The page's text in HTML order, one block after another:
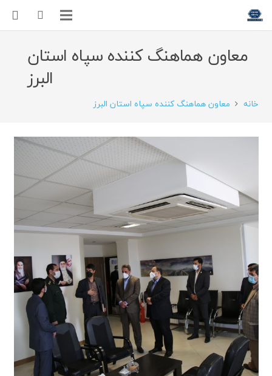
معاون هماهنگ کننده سپاه استان
البرز
خانه معاون هماهنگ کننده سپاه استان البرز